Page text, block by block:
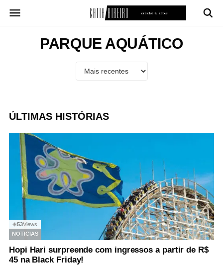
para
PARQUE AQUÁTICO
ÚLTIMAS HISTÓRIAS
◉53Views
NOTICIAS
Hopi Hari surpreende com ingressos a partir de R$
45 na Black Friday!